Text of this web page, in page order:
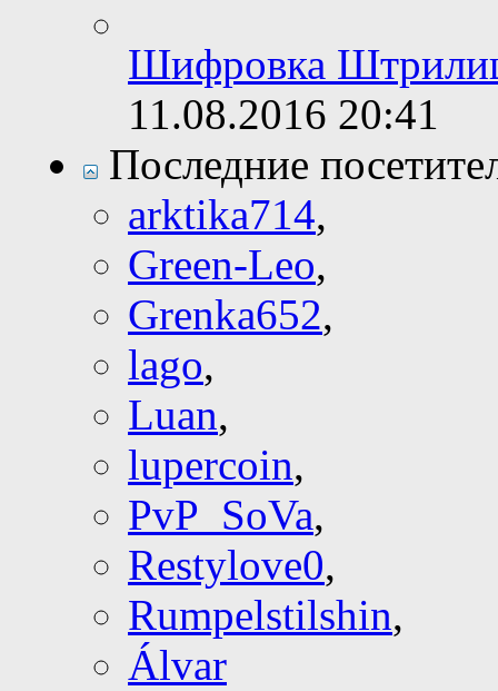
Шифровка
11.08.2016 20:41
Последние
arktika714,
Green-Leo,
Grenka652,
lago,
Luan,
lupercoin,
PvP_SoVa,
Restylove0,
Rumpelstilshin,
Álvar